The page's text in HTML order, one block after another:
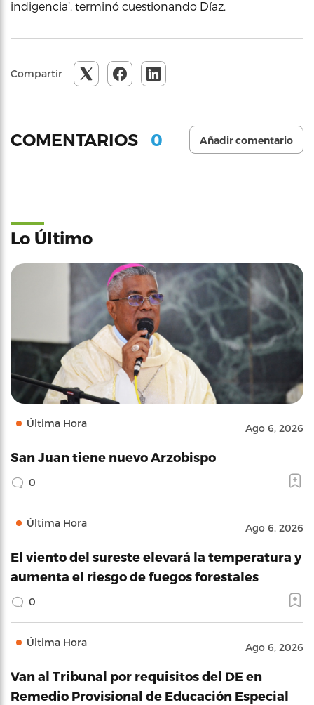
indigencia’, terminó cuestionando Díaz.
Compartir
COMENTARIOS 0 Añadir comentario
Lo Último
Última Hora Ago 6, 2026
San Juan tiene nuevo Arzobispo
0
Última Hora Ago 6, 2026
El viento del sureste elevará la temperatura y
aumenta el riesgo de fuegos forestales
0
Última Hora Ago 6, 2026
Van al Tribunal por requisitos del DE en
Remedio Provisional de Educación Especial